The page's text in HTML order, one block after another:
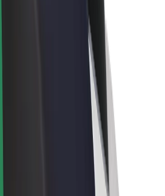
γραμμές Brand